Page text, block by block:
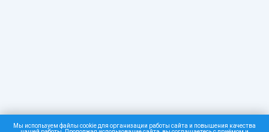
Мы используем файлы cookie для организации работы сайта и повышения качества